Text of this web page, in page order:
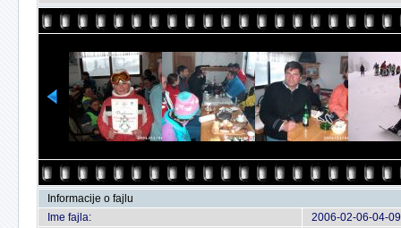
Informacije o fajlu
Ime fajla:
2006-02-06-04-